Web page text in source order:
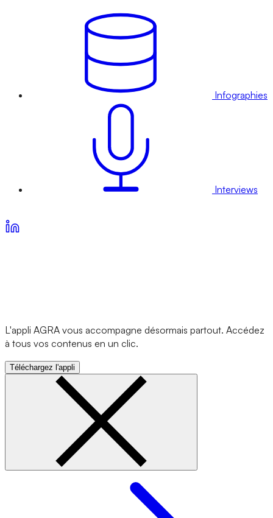
Infographies
Interviews
L'appli AGRA vous accompagne désormais partout. Accédez
à tous vos contenus en un clic.
Téléchargez l'appli